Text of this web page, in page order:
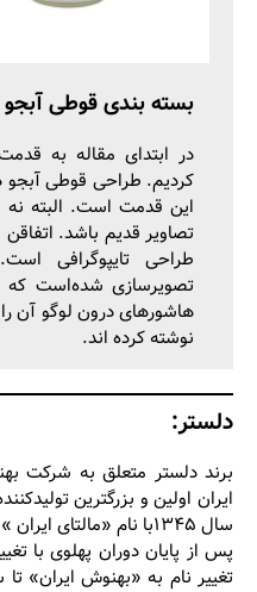
بسته بندی قوطی
در ابتدای مقاله به
کردیم. طراحی قوطی
این قدمت است. البته نه
تصاویر قدیم باشد.
طراحی تایپوگرافی
تصویرسازی شده‌است
هاشورهای درون لوگو آن
نوشته کرده اند.
دلستر:
برند دلستر متعلق به شرکت
ایران اولین و بزرگترین
سال ۱۳۴۵با نام
پس از پایان دوران پهلوی با
تغییر نام به «بهنوش ایران»